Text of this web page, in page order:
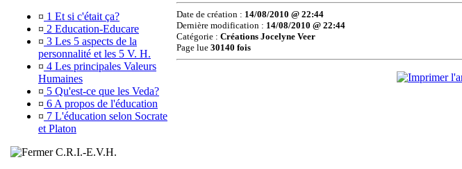
¤ 1 Et si c'était ça?
¤ 2 Education-Educare
¤ 3 Les 5 aspects de la
personnalité et les 5 V. H.
¤ 4 Les principales Valeurs
Humaines
¤ 5 Qu'est-ce que les Veda?
¤ 6 A propos de l'éducation
¤ 7 L'éducation selon Socrate
et Platon
C.R.I.-E.V.H.
Date de création : 14/08/2010 @ 22:44
Dernière modification : 14/08/2010 @ 22:44
Catégorie : Créations Jocelyne Veer
Page lue 30140 fois